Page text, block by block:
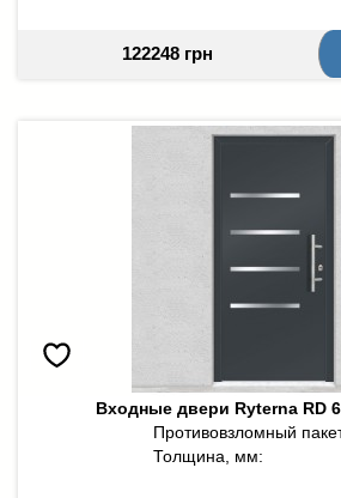
122248 грн
Входные двери Ryterna RD
Противовзломный
Толщина, мм: